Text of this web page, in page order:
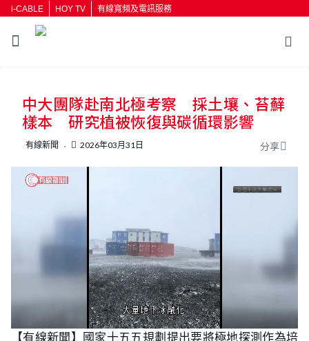
i-CABLE HOY TV 有線寬頻及電訊服務
按輸入鍵開始搜尋
中大團隊赴南北極考察 採土壤、苔蘚
樣本 研究植被恢復與碳循環影響
有線新聞 2026年03月31日 分享
n
m
L
o
a
【有線新聞】國家十五五規劃提出要將極地探測作為培